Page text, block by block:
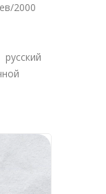
2000
русский